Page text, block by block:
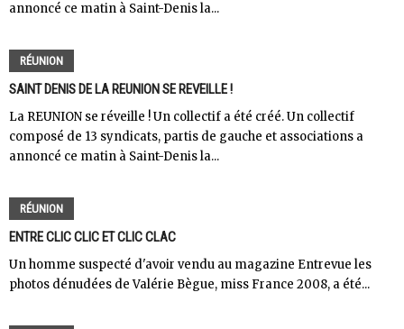
annoncé ce matin à Saint-Denis la...
RÉUNION
SAINT DENIS DE LA REUNION SE REVEILLE !
La REUNION se réveille ! Un collectif a été créé. Un collectif
composé de 13 syndicats, partis de gauche et associations a
annoncé ce matin à Saint-Denis la...
RÉUNION
ENTRE CLIC CLIC ET CLIC CLAC
Un homme suspecté d'avoir vendu au magazine Entrevue les
photos dénudées de Valérie Bègue, miss France 2008, a été...